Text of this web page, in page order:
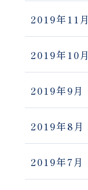
2019年11月
2019年10月
2019年9月
2019年8月
2019年7月